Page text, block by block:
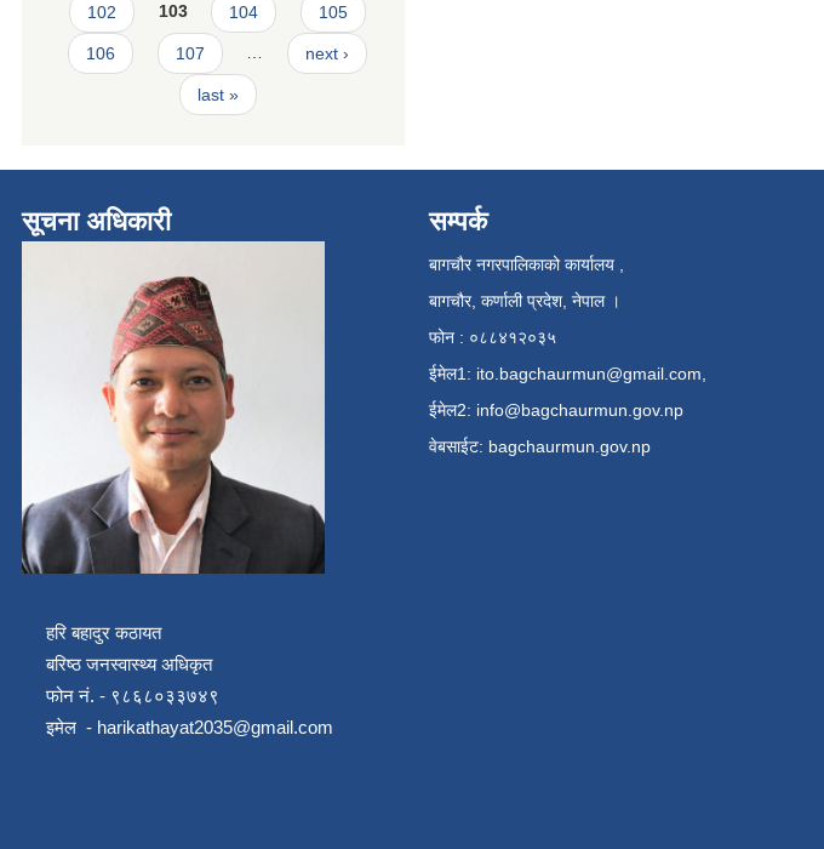
102 103 104 105
106 107 … next ›
last »
सूचना अधिकारी
हरि बहादुर कठायत
बरिष्ठ जनस्वास्थ्य अधिकृत
फोन नं. - ९८६८०३३७४९
इमेल - harikathayat2035@gmail.com
सम्पर्क
बागचौर नगरपालिकाको कार्यालय ,
बागचौर, कर्णाली प्रदेश, नेपाल ।
फोन : ०८८४१२०३५
ईमेल1: ito.bagchaurmun@gmail.com
ईमेल2: info@bagchaurmun.gov.np
वे‍बसाईट: bagchaurmun.gov.np